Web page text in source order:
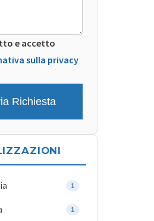
e accetto
sulla privacy
1
1